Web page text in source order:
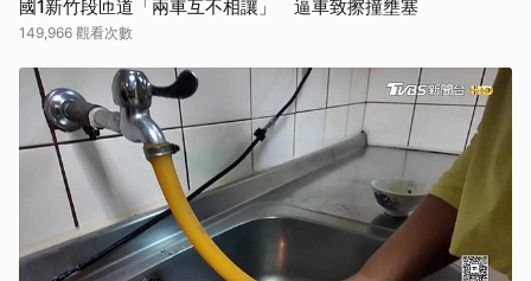
國1新竹段匝道「兩車互不相讓」 逼車致擦撞壅塞
149,966 觀看次數